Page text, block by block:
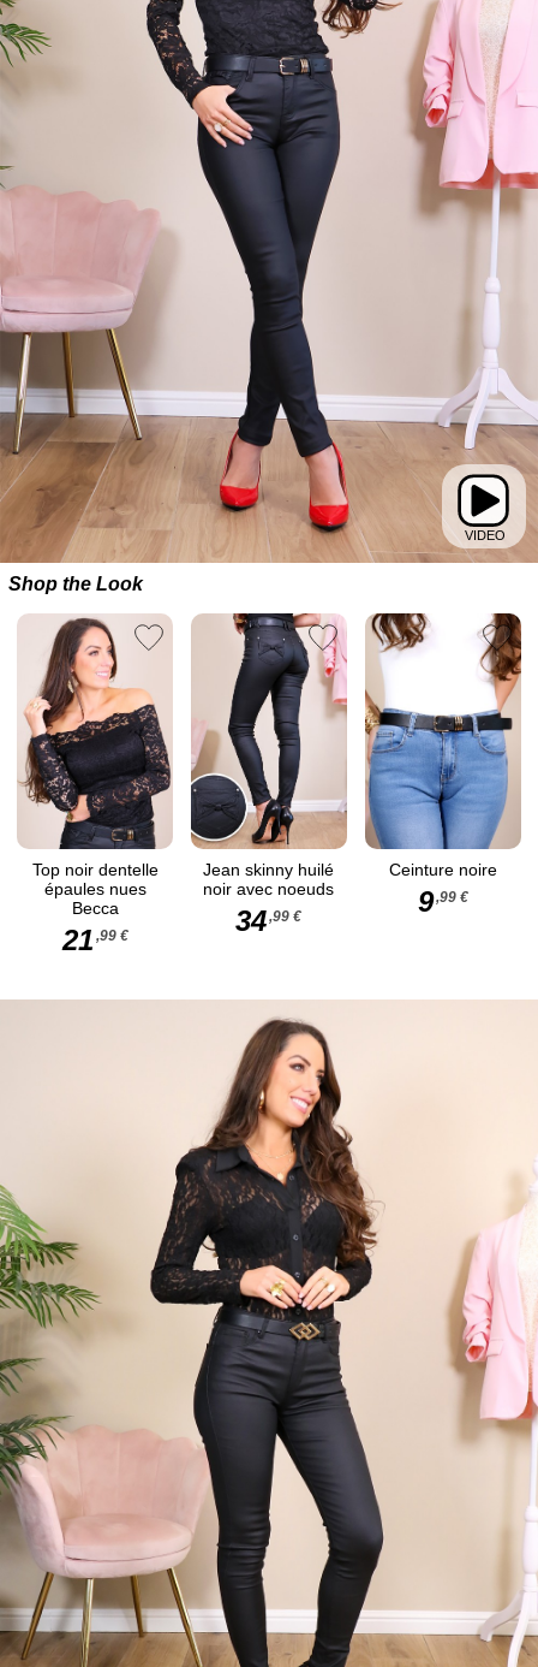
Shop the Look
Top noir dentelle
épaules nues
Becca
21 ,99 €
Jean skinny huilé
noir avec noeuds
34,99 €
Ceinture noire
9,99 €